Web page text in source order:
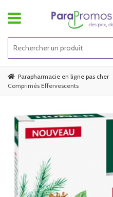
Parapharmacie en ligne pas cher
Comprimés Effervescents